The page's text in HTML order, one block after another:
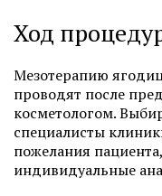
Ход
Мезотерапию
проводят после
косметологом.
специалисты
пожелания
индивидуальные